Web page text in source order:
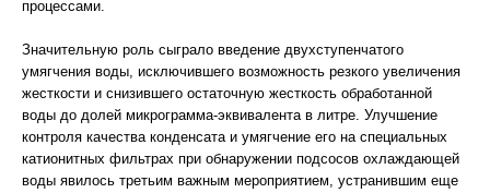
процессами.
Значительную роль сыграло введение двухступенчатого
умягчения воды, исключившего возможность резкого увеличения
жесткости и снизившего остаточную жесткость обработанной
воды до долей микрограмма-эквивалента в литре. Улучшение
контроля качества конденсата и умягчение его на специальных
катионитных фильтрах при обнаружении подсосов охлаждающей
воды явилось третьим важным мероприятием, устранившим еще